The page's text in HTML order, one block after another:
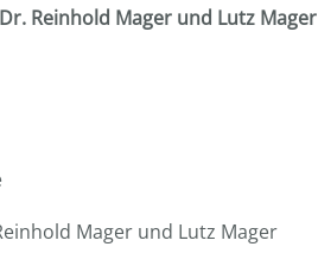
Reinhold Mager und Lutz Mager
Mager und Lutz Mager